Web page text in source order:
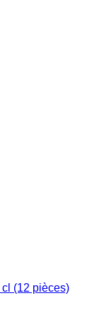
(12 pièces)